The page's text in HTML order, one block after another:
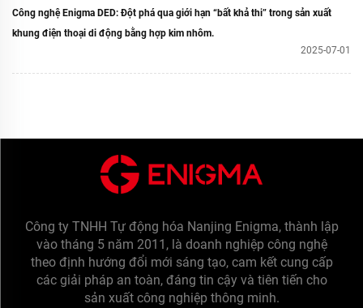
Công nghệ Enigma DED: Đột phá qua giới hạn “bất khả thi” trong sản xuất
khung điện thoại di động bằng hợp kim nhôm.
2025-07-01
Công ty TNHH Tự động hóa Nanjing Enigma, thành lập
vào tháng 5 năm 2011, là doanh nghiệp công nghệ
theo định hướng đổi mới sáng tạo, cam kết cung cấp
các giải pháp an toàn, đáng tin cậy và tiên tiến cho
sản xuất công nghiệp thông minh.